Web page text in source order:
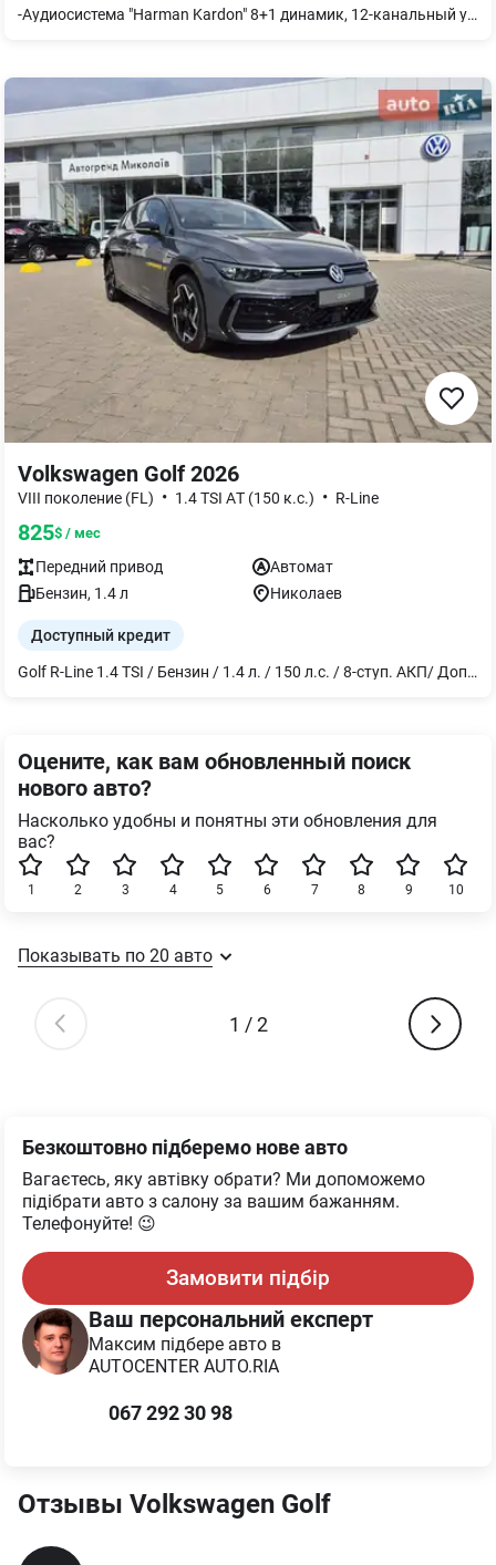
-Аудиосистема "Harman Kardon" 8+1 динамик, 12-канальный усилитель, сабвуфер, общая мощность 480 Вт -Проекционный Head-Up дисплей -Панорамная сдвижная крыша -Пакет экстерьера "Black Style" в сочетании со светодиодными матричными фарами IQ.Light. Элементы экстерьера и внешние зеркала в черном цвете. Светодиодные матричные фары IQ.Light ближнего и дальнего света с LED дневным светом, динамическим кор
Volkswagen Golf 2026
VIII поколение (FL) • 1.4 TSI AТ (150 к.с.) • R-Line
825$ / мес
Передний привод
Автомат
Бензин, 1.4л Николаев
Доступный кредит
Golf R-Line 1.4 TSI / Бензин / 1.4 л. / 150 л.с. / 8-ступ. АКП/ Дополнительные опции: - Аудиосистема "Harman Kardon" 8+1 динамик, 12-канальный усилитель, сабвуфер, общая мощность 480 Вт. - Пакет экстерьера "Black Style" в сочетании со светодиодными матричными фарами IQ.Light. Элементы экстерьера и внешние зеркала в черном цвете. Светодиодные матричные фары IQ.Light ближнего и дальнего света с LED дневным светом.
Оцените, как вам обновленный поиск
нового авто?
Насколько удобны и понятны эти обновления для
вас?
10
9
8
7
6
5
4
3
2
1
Показывать по 20 авто
1 /2
Безкоштовно підберемо нове авто
Вагаєтесь, яку автівку обрати? Ми допоможемо
підібрати авто з салону за вашим бажанням.
Телефонуйте! 😉
Замовити підбір
Ваш персональний експерт
Максим підбере авто в
AUTOCENTER AUTO.RIA
067 292 30 98
Отзывы Volkswagen Golf